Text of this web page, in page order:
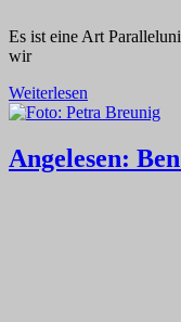
Es ist eine Art
wir
Weiterlesen
Angelesen: